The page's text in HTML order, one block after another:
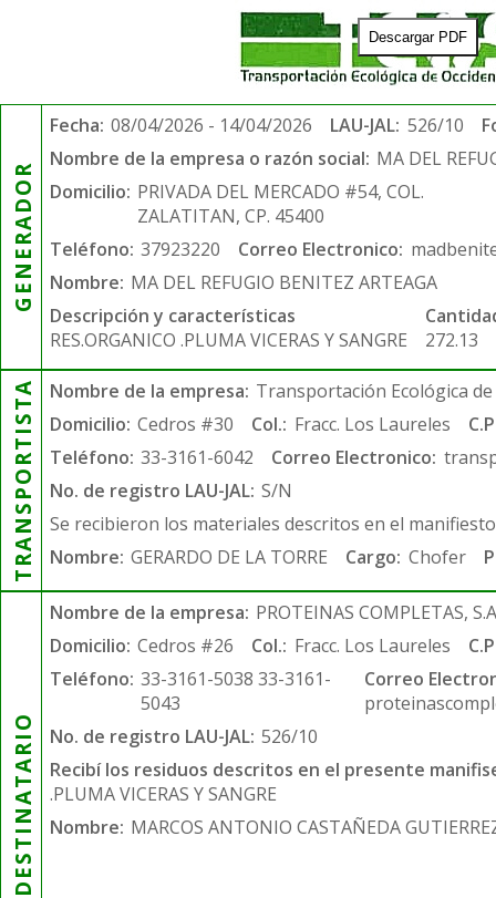
Descargar PDF
GENERADOR
Fecha: 08/04/2026 - 14/04/2026 LAU-JAL: 526/10
Nombre de la empresa o razón social: MA DEL
Domicilio: PRIVADA DEL MERCADO #54, COL.
ZALATITAN, CP. 45400
Teléfono: 37923220 Correo Electronico:
Nombre: MA DEL REFUGIO BENITEZ ARTEAGA
Descripción y características
RES.ORGANICO .PLUMA VICERAS Y SANGRE
272.13
TRANSPORTISTA Nombre de la empresa: Transportación Ecológica de
Domicilio: Cedros #30 Col.: Fracc. Los Laureles
Teléfono: 33-3161-6042 Correo Electronico:
No. de registro LAU-JAL: S/N
Se recibieron los materiales descritos en el
Nombre: GERARDO DE LA TORRE Cargo: Chofer
DESTINATARIO
Nombre de la empresa: PROTEINAS COMPLETAS,
Domicilio: Cedros #26 Col.: Fracc. Los Laureles
Teléfono: 33-3161-5038 33-3161-
5043
Correo
No. de registro LAU-JAL: 526/10
Recibí los residuos descritos en el presente
.PLUMA VICERAS Y SANGRE
Nombre: MARCOS ANTONIO CASTAÑEDA